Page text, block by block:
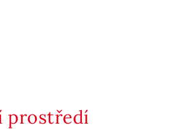
prostředí